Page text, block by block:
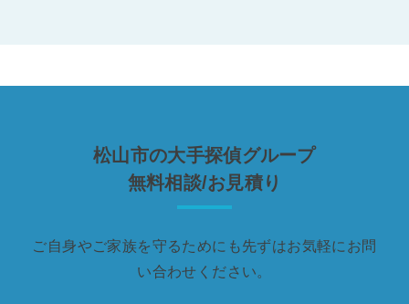
松山市の大手探偵グループ
無料相談/お見積り
ご自身やご家族を守るためにも先ずはお気軽にお問
い合わせください。